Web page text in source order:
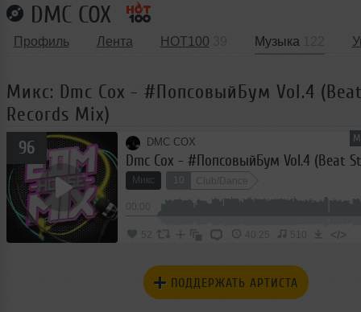
DMC COX
Профиль Лента HOT100 Музыка
Микс: Dmc Cox - #ПопсовыйБум Vol.4
Records Mix)
96 DMC COX
Микс 10 Club/Dance
52 40:25 510 </>
ПОДДЕРЖАТЬ АРТИСТА